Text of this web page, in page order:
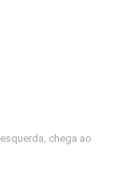
chega ao